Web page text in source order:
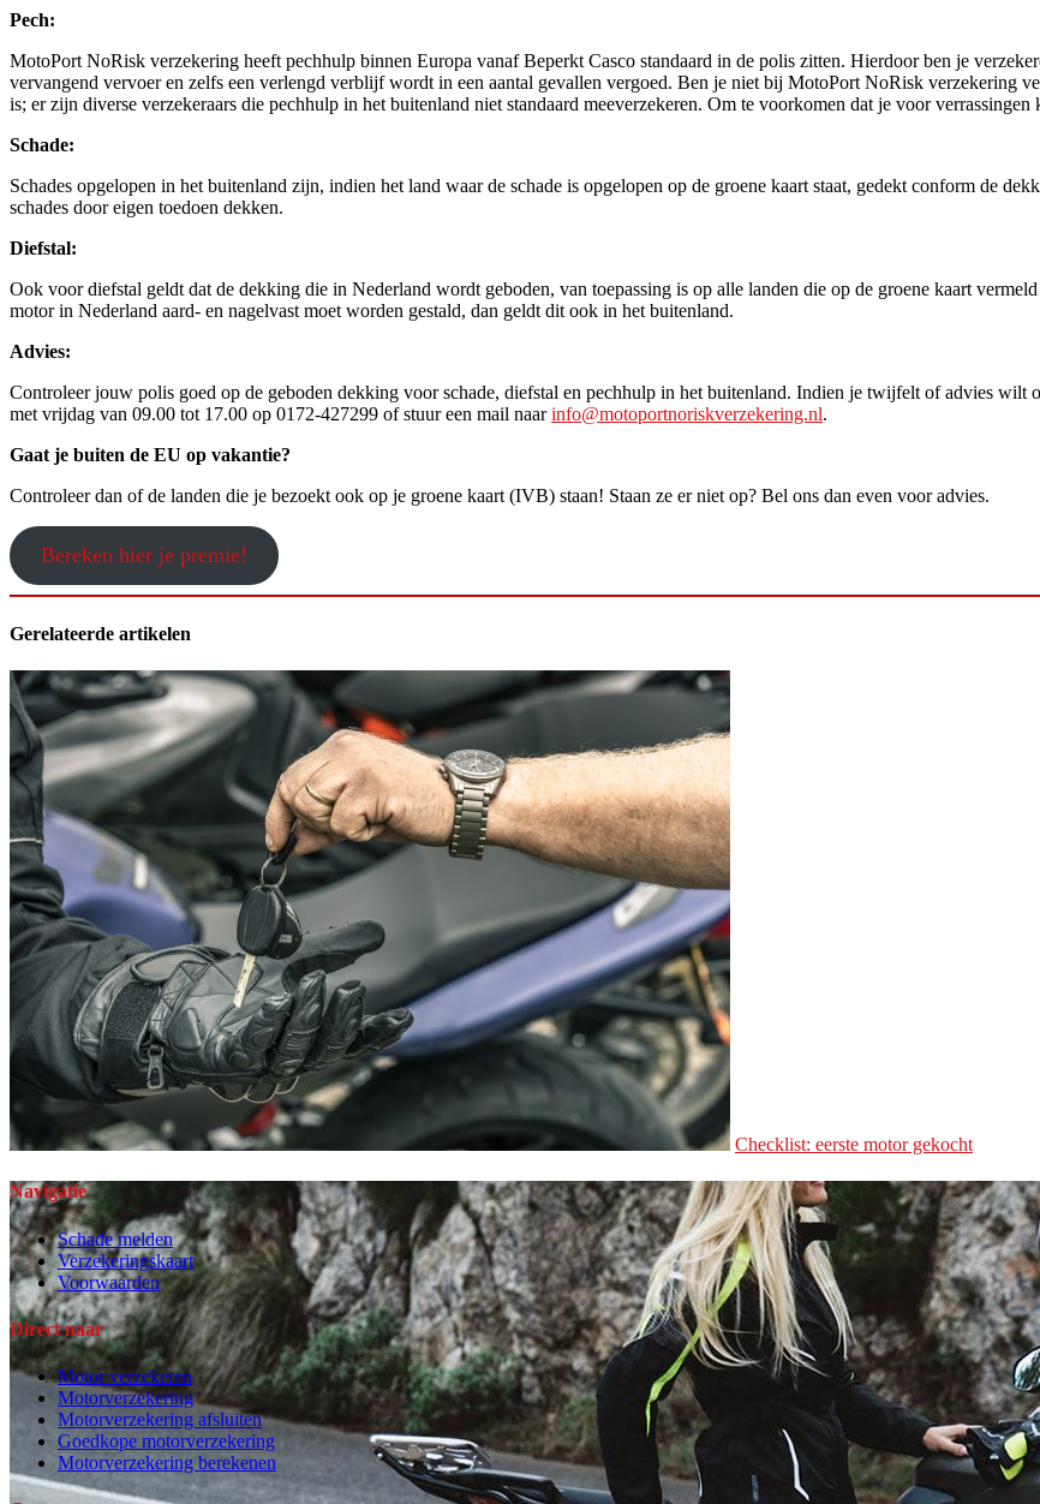
Pech:
MotoPort NoRisk verzekering heeft pechhulp binnen Europa vanaf Beperkt Casco standaard in de polis zitten. Hierdoor ben je
vervangend vervoer en zelfs een verlengd verblijf wordt in een aantal gevallen vergoed. Ben je niet bij MotoPort NoRisk verzekering
is; er zijn diverse verzekeraars die pechhulp in het buitenland niet standaard meeverzekeren. Om te voorkomen dat je voor
Schade:
Schades opgelopen in het buitenland zijn, indien het land waar de schade is opgelopen op de groene kaart staat, gedekt conform de
schades door eigen toedoen dekken.
Diefstal:
Ook voor diefstal geldt dat de dekking die in Nederland wordt geboden, van toepassing is op alle landen die op de groene kaart
motor in Nederland aard- en nagelvast moet worden gestald, dan geldt dit ook in het buitenland.
Advies:
Controleer jouw polis goed op de geboden dekking voor schade, diefstal en pechhulp in het buitenland. Indien je twijfelt of advies wilt
met vrijdag van 09.00 tot 17.00 op 0172-427299 of stuur een mail naarinfo@motoportnoriskverzekering.nl.
Gaat je buiten de EU op vakantie?
Controleer dan of de landen die je bezoekt ook op je groene kaart (IVB) staan! Staan ze er niet op? Bel ons dan even voor advies.
Bereken hier je premie!
Gerelateerde artikelen
Checklist: eerste motor gekocht
Navigatie
Schade melden
Verzekeringskaart
Voorwaarden
Direct naar
Motor verzekeren
Motorverzekering
Motorverzekering afsluiten
Goedkope motorverzekering
Motorverzekering berekenen